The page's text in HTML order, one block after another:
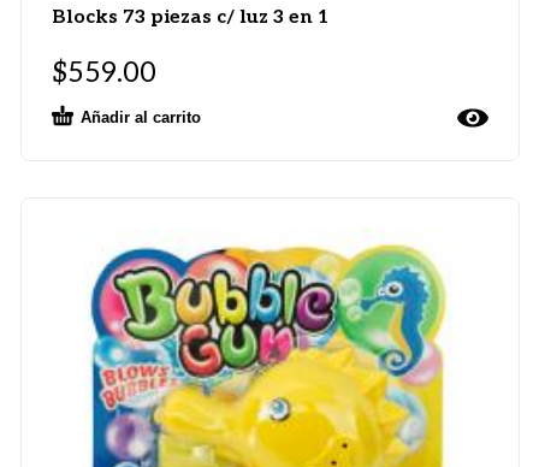
Blocks 73 piezas c/ luz 3 en 1
$559.00
Añadir al carrito